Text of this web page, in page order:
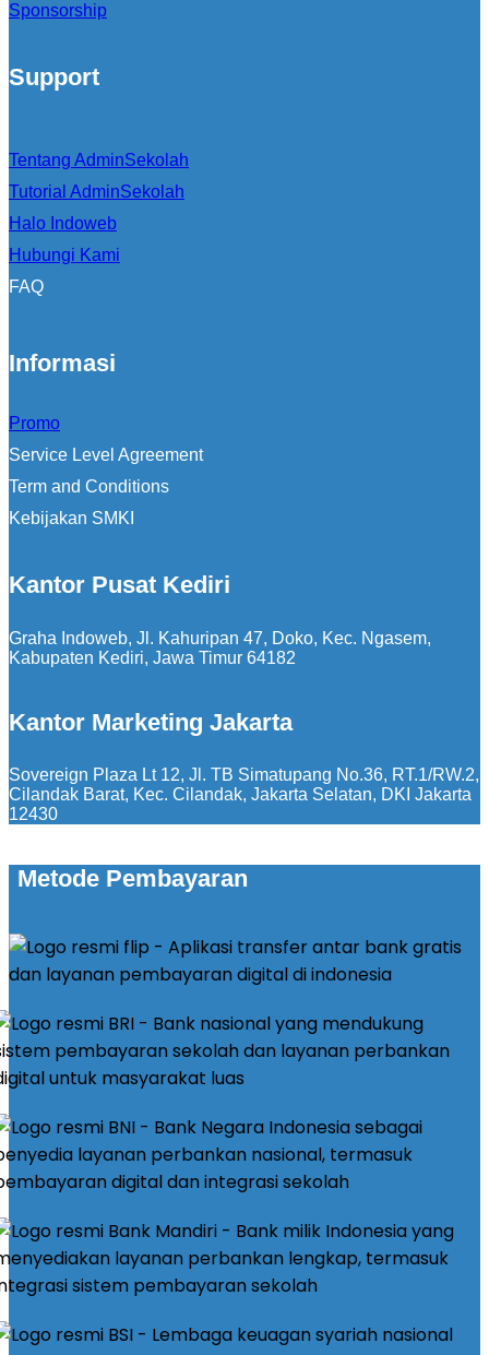
Sponsorship
Support
Tentang AdminSekolah
Tutorial AdminSekolah
Halo Indoweb
Hubungi Kami
FAQ
Informasi
Promo
Service Level Agreement
Term and Conditions
Kebijakan SMKI
Kantor Pusat Kediri
Graha Indoweb, Jl. Kahuripan 47, Doko, Kec. Ngasem,
Kabupaten Kediri, Jawa Timur 64182
Kantor Marketing Jakarta
Sovereign Plaza Lt 12, Jl. TB Simatupang No.36, RT.1/RW.2,
Cilandak Barat, Kec. Cilandak, Jakarta Selatan, DKI Jakarta
12430
Metode Pembayaran